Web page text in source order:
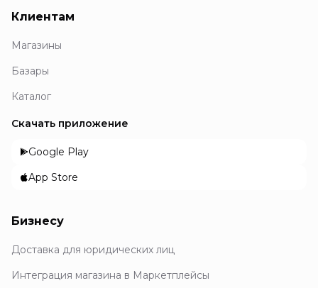
Клиентам
Магазины
Базары
Каталог
Скачать приложение
Google Play
App Store
Бизнесу
Доставка для юридических лиц
Интеграция магазина в Маркетплейсы